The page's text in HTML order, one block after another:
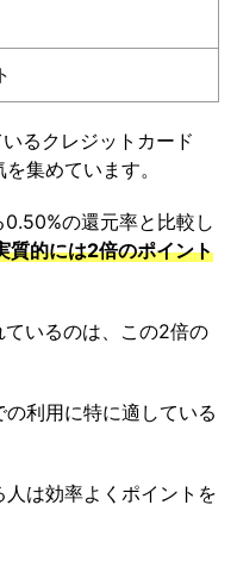
るクレジットカード
集めています。
の還元率と比較し
質的には2倍のポイント
いるのは、この2倍の
利用に特に適している
は効率よくポイントを